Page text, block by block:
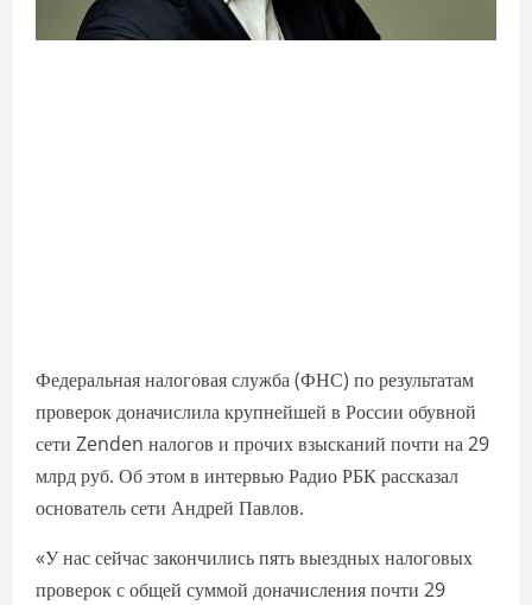
Федеральная налоговая служба (ФНС) по результатам
проверок доначислила крупнейшей в России обувной
сети Zenden налогов и прочих взысканий почти на 29
млрд руб. Об этом в интервью Радио РБК рассказал
основатель сети Андрей Павлов.
«У нас сейчас закончились пять выездных налоговых
проверок с общей суммой доначисления почти 29